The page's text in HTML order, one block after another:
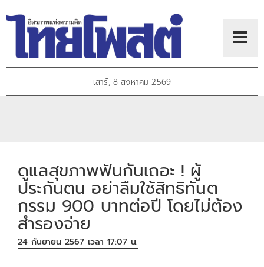
เสาร์, 8 สิงหาคม 2569
ดูแลสุขภาพฟันกันเถอะ ! ผู้
ประกันตน อย่าลืมใช้สิทธิทันต
กรรม 900 บาทต่อปี โดยไม่ต้อง
สำรองจ่าย
24 กันยายน 2567 เวลา 17:07 น.